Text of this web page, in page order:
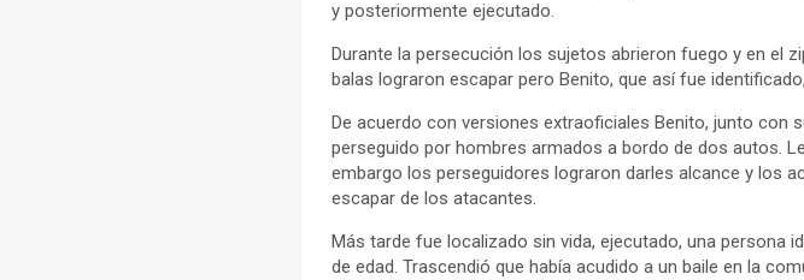
y posteriormente ejecutado.
Durante la persecución los sujetos abrieron fuego y en el
balas lograron escapar pero Benito, que así fue
De acuerdo con versiones extraoficiales Benito, junto con
perseguido por hombres armados a bordo de dos autos.
embargo los perseguidores lograron darles alcance y los
escapar de los atacantes.
Más tarde fue localizado sin vida, ejecutado, una persona
de edad. Trascendió que había acudido a un baile en la